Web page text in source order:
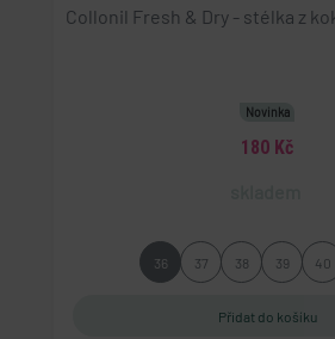
Collonil Fresh & Dry - stélka z
Novinka
180 Kč
36 37 38 39 40